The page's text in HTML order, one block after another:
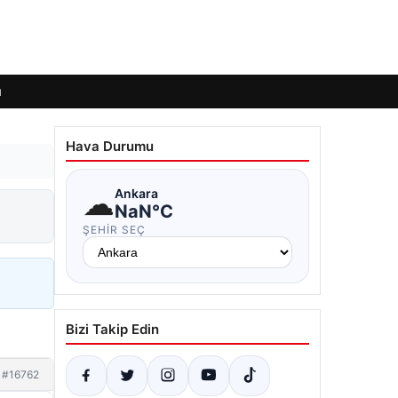
#16762
Hava Durumu
☁Ankara
NaN°C
ŞEHIR SEÇ
Bizi Takip Edin